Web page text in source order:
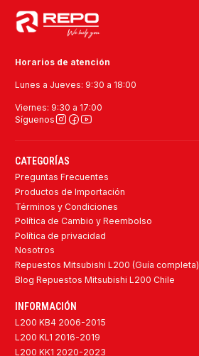
Horarios de atención
Lunes a Jueves: 9:30 a 18:00
Viernes: 9:30 a 17:00
Síguenos
CATEGORÍAS
Preguntas Frecuentes
Productos de Importación
Términos y Condiciones
Política de Cambio y Reembolso
Política de privacidad
Nosotros
Repuestos Mitsubishi L200 (Guía completa)
Blog Repuestos Mitsubishi L200 Chile
INFORMACIÓN
L200 KB4 2006-2015
L200 KL1 2016-2019
L200 KK1 2020-2023